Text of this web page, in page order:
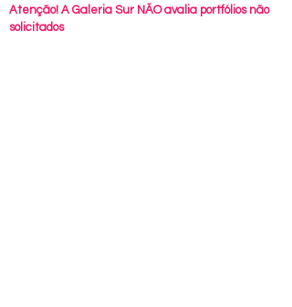
Atenção! A Galeria Sur NÃO avalia portfólios não
solicitados